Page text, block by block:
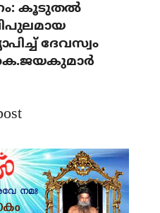
കൂടുതല്‍
ദേവസ്വം